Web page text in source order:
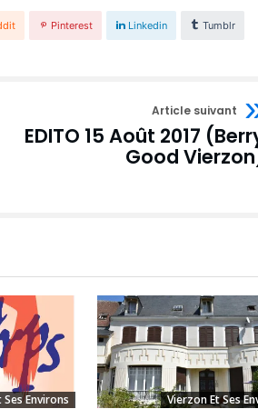
Pinterest Linkedin Tumblr
Article suivant
EDITO 15 Août 2017
Good
Environs Vierzon Et Ses